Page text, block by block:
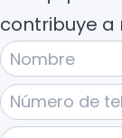
contribuye a